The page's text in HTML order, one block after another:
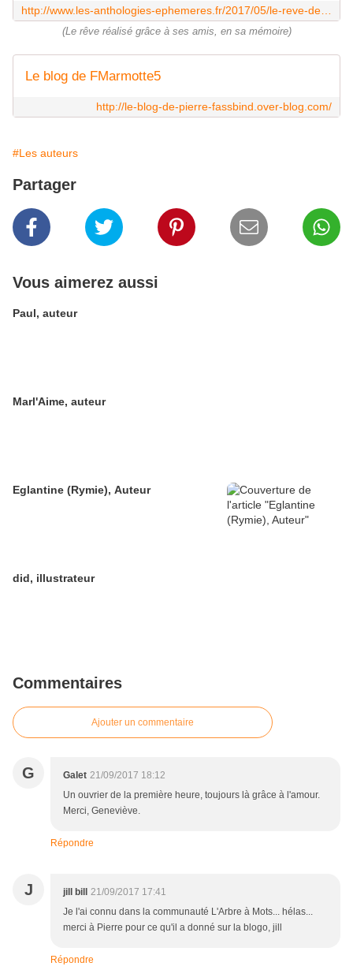
(Le rêve réalisé grâce à ses amis, en sa mémoire)
Le blog de FMarmotte5
http://le-blog-de-pierre-fassbind.over-blog.com/
#Les auteurs
Partager
Vous aimerez aussi
Paul, auteur
Marl'Aime, auteur
Eglantine (Rymie), Auteur
did, illustrateur
Commentaires
Ajouter un commentaire
G Galet 21/09/2017 18:12
Un ouvrier de la première heure, toujours là grâce à l'amour.
Merci, Geneviève.
Répondre
J jill bill 21/09/2017 17:41
Je l'ai connu dans la communauté L'Arbre à Mots... hélas...
merci à Pierre pour ce qu'il a donné sur la blogo, jill
Répondre